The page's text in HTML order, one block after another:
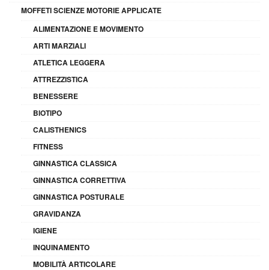
MOFFETI SCIENZE MOTORIE APPLICATE
ALIMENTAZIONE E MOVIMENTO
ARTI MARZIALI
ATLETICA LEGGERA
ATTREZZISTICA
BENESSERE
BIOTIPO
CALISTHENICS
FITNESS
GINNASTICA CLASSICA
GINNASTICA CORRETTIVA
GINNASTICA POSTURALE
GRAVIDANZA
IGIENE
INQUINAMENTO
MOBILITÀ ARTICOLARE